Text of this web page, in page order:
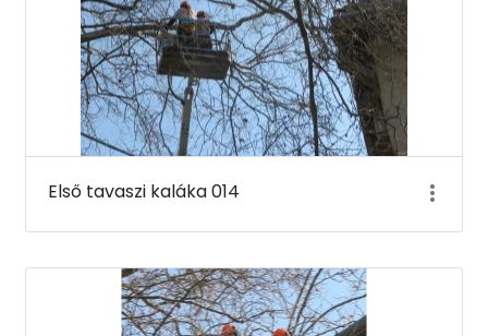
Első tavaszi kaláka 014